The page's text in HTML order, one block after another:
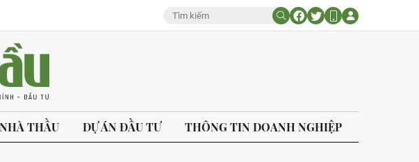
THẦU DỰ ÁN ĐẦU TƯ THÔNG TIN DOANH NGHIỆP